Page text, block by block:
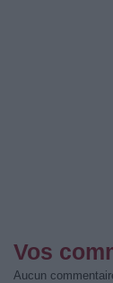
Vos
Aucun